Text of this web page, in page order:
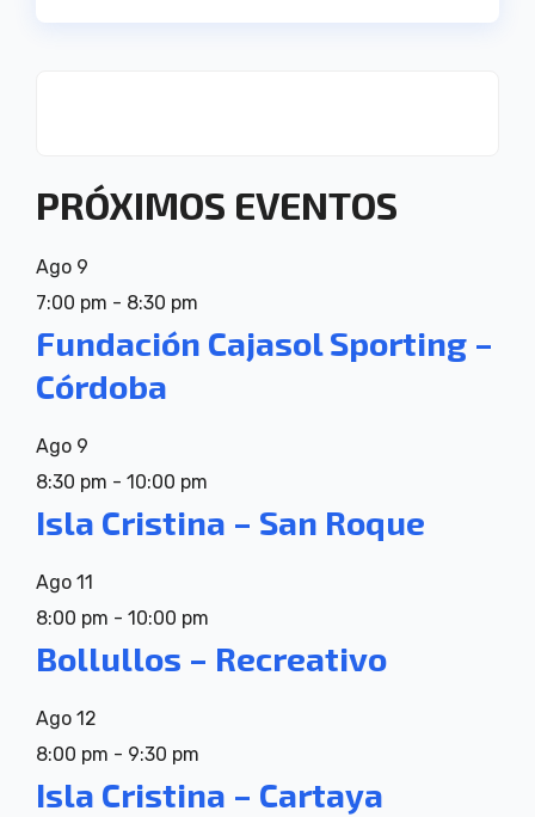
PRÓXIMOS EVENTOS
Ago 9
7:00 pm - 8:30 pm
Fundación Cajasol Sporting –
Córdoba
Ago 9
8:30 pm - 10:00 pm
Isla Cristina – San Roque
Ago 11
8:00 pm - 10:00 pm
Bollullos – Recreativo
Ago 12
8:00 pm - 9:30 pm
Isla Cristina – Cartaya